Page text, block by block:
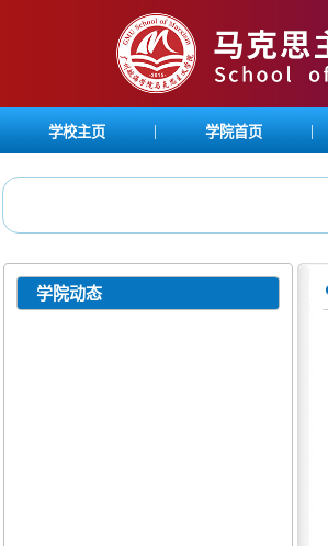
学校主页 | 学院首页 |
学院动态